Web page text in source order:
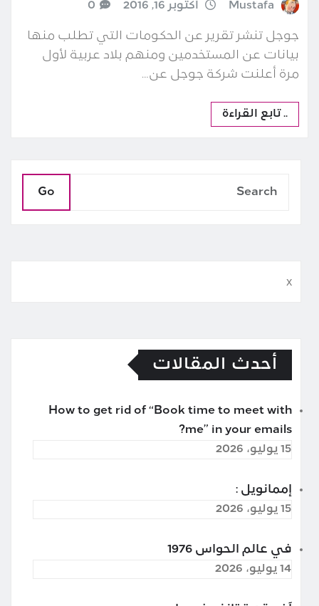
Mustafa أكتوبر 16, 2016 0
جوجل تنشر تقرير عن الحكومات التي تطلب منها
بيانات عن المستخدمين ومنهم بلاد عربية لأول
مرة أعلنت شركة جوجل عن…
.. تابع القراءة
Go
x
أحدث المقالات
How to get rid of “Book time to meet with
me” in your emails?
15 يوليو، 2026
إممانويل :
15 يوليو، 2026
في عالم الحواس 1976
14 يوليو، 2026